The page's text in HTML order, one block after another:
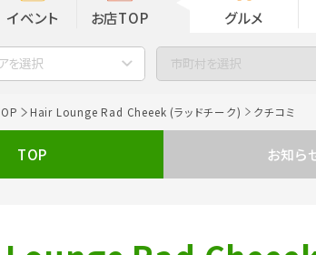
イベント お店TOP グルメ
を選択 市町村を選択
Hair Lounge Rad Cheeek (ラッドチーク) クチコミ
TOP お知ら